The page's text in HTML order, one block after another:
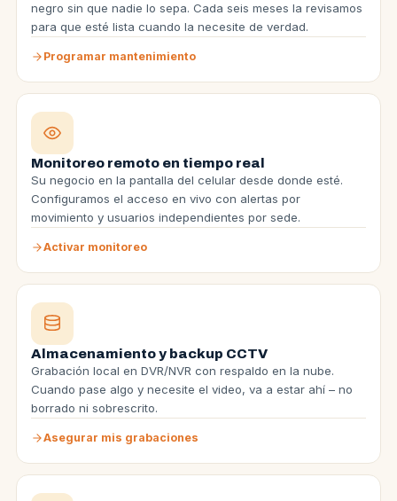
negro sin que nadie lo sepa. Cada seis meses la revisamos
para que esté lista cuando la necesite de verdad.
Programar mantenimiento
Monitoreo remoto en tiempo real
Su negocio en la pantalla del celular desde donde esté.
Configuramos el acceso en vivo con alertas por
movimiento y usuarios independientes por sede.
Activar monitoreo
Almacenamiento y backup CCTV
Grabación local en DVR/NVR con respaldo en la nube.
Cuando pase algo y necesite el video, va a estar ahí – no
borrado ni sobrescrito.
Asegurar mis grabaciones